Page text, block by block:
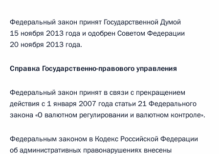
Федеральный закон принят Государственной Думой
15 ноября 2013 года и одобрен Советом Федерации
20 ноября 2013 года.
Справка Государственно-правового управления
Федеральный закон принят в связи с прекращением
действия с 1 января 2007 года статьи 21 Федерального
закона «О валютном регулировании и валютном контроле».
Федеральным законом в Кодекс Российской Федерации
об административных правонарушениях внесены